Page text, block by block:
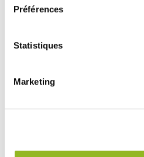
Préférences
Statistiques
Marketing